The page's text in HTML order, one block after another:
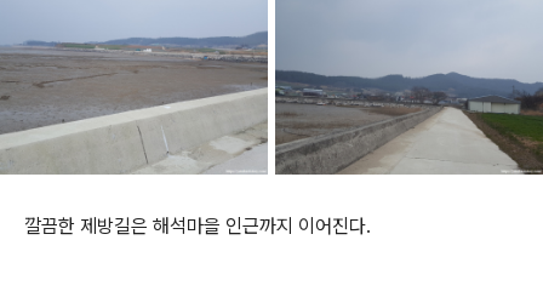
깔끔한 제방길은 해석마을 인근까지 이어진다.